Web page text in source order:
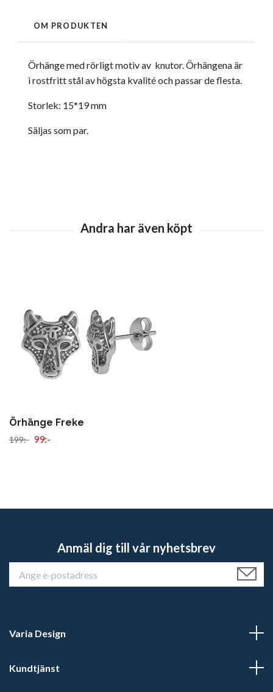
OM PRODUKTEN
Örhänge med rörligt motiv av knutor. Örhängena är
i rostfritt stål av högsta kvalité och passar de flesta.
Storlek: 15*19 mm
Säljas som par.
Örhänge Freke
199:- 99:-
Anmäl dig till vår nyhetsbrev
Varia Design
Kundtjänst